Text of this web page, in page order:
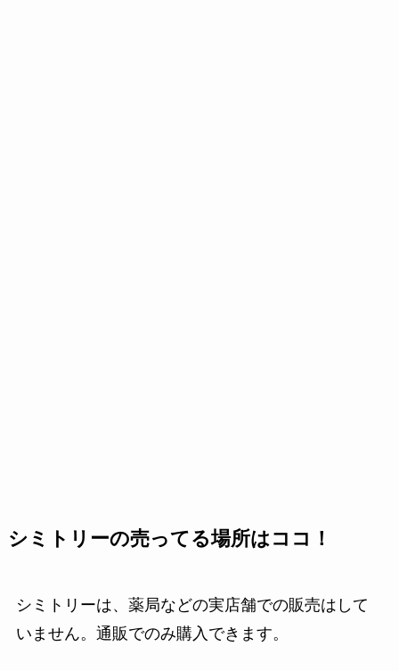
シミトリーの売ってる場所はココ！
シミトリーは、薬局などの実店舗での販売はして
いません。通販でのみ購入できます。